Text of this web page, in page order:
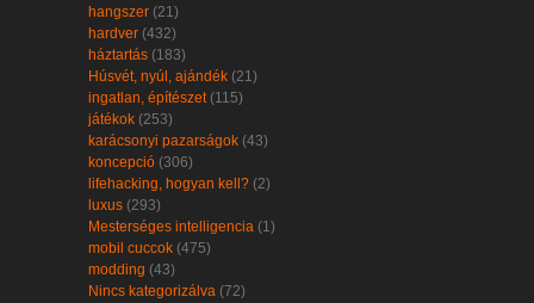
hangszer (21)
hardver (432)
háztartás (183)
Húsvét, nyúl, ajándék (21)
ingatlan, építészet(115)
játékok (253)
karácsonyi pazarságok (43)
koncepció (306)
lifehacking, hogyan kell? (2)
luxus (293)
Mesterséges intelligencia (1)
mobil cuccok (475)
modding (43)
Nincs kategorizálva (72)